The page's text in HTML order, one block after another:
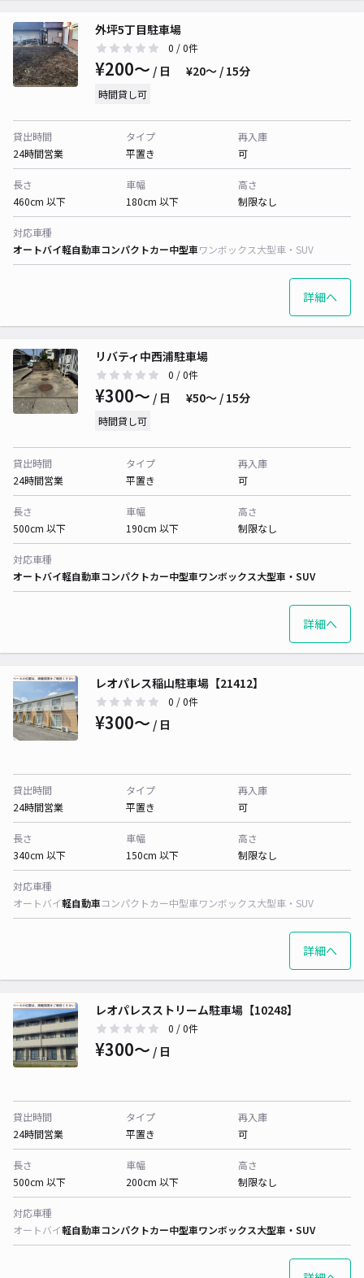
外坪5丁目駐車場
0 / 0件
¥200〜 / 日 ¥20〜 / 15分
時間貸し可
貸出時間
24時間営業
タイプ
平置き
再入庫
可
長さ
460cm 以下
車幅
180cm 以下
高さ
制限なし
対応車種
オートバイ軽自動車コンパクトカー中型車ワンボックス大型車・SUV
詳細へ
リバティ中西浦駐車場
0 / 0件
¥300〜 / 日 ¥50〜 / 15分
時間貸し可
貸出時間
24時間営業
タイプ
平置き
再入庫
可
長さ
500cm 以下
車幅
190cm 以下
高さ
制限なし
対応車種
オートバイ軽自動車コンパクトカー中型車ワンボックス大型車・SUV
詳細へ
レオパレス稲山駐車場【21412】
0 / 0件
¥300〜 / 日
貸出時間
24時間営業
タイプ
平置き
再入庫
可
長さ
340cm 以下
車幅
150cm 以下
高さ
制限なし
対応車種
オートバイ軽自動車コンパクトカー中型車ワンボックス大型車・SUV
詳細へ
レオパレスストリーム駐車場【10248】
0 / 0件
¥300〜 / 日
貸出時間
24時間営業
タイプ
平置き
再入庫
可
長さ
500cm 以下
車幅
200cm 以下
高さ
制限なし
対応車種
オートバイ軽自動車コンパクトカー中型車ワンボックス大型車・SUV